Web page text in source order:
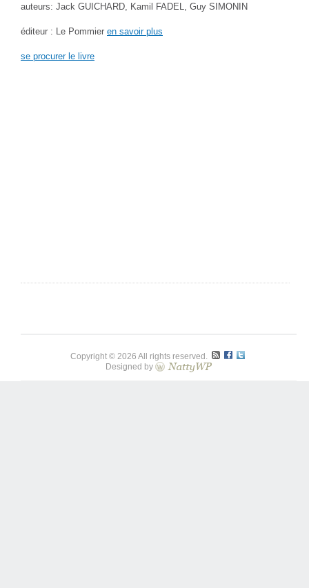
auteurs: Jack GUICHARD, Kamil FADEL, Guy SIMONIN
éditeur : Le Pommier en savoir plus
se procurer le livre
Copyright © 2026 All rights reserved.
Designed by